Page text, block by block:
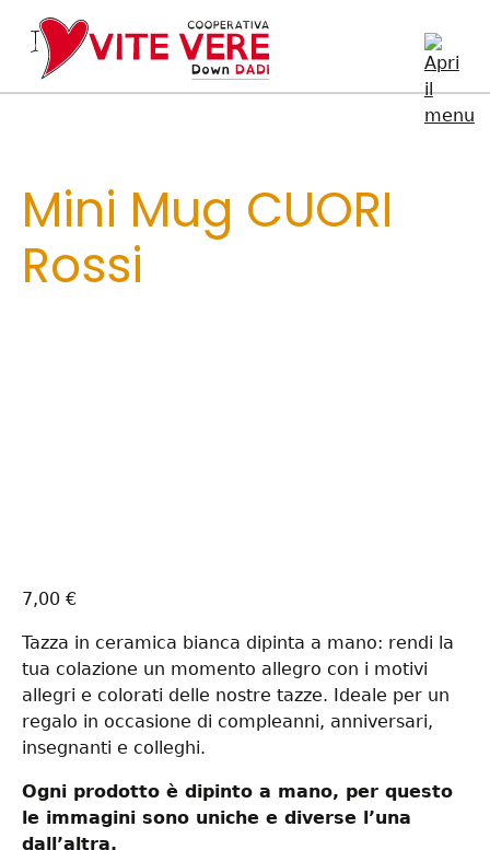
Mini Mug CUORI
Rossi
7,00 €
Tazza in ceramica bianca dipinta a mano: rendi la
tua colazione un momento allegro con i motivi
allegri e colorati delle nostre tazze. Ideale per un
regalo in occasione di compleanni, anniversari,
insegnanti e colleghi.
Ogni prodotto è dipinto a mano, per questo
le immagini sono uniche e diverse l’una
dall’altra.